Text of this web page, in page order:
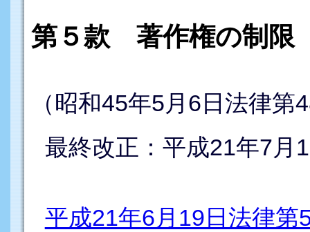
第５款 著作権の制限
（昭和45年5月6日法律第
最終改正：平成21年7月
平成21年6月19日法律第